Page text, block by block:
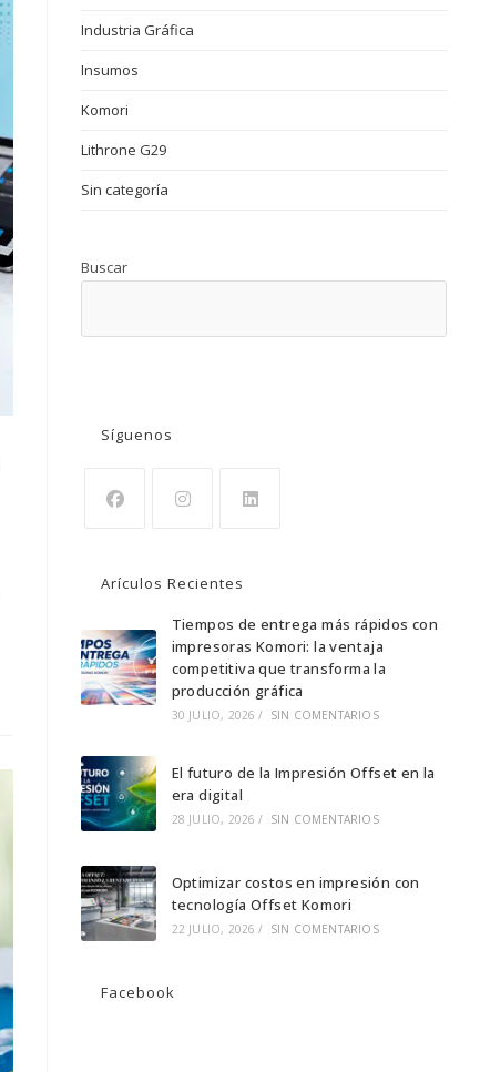
Industria Gráfica
Insumos
Komori
Lithrone G29
Sin categoría
Buscar
Síguenos
una
nueva
pestaña
una
nueva
pestaña
una
nueva
pestaña
Arículos Recientes
Tiempos de entrega más rápidos con
impresoras Komori: la ventaja
competitiva que transforma la
producción gráfica
30 JULIO, 2026 / SIN COMENTARIOS
El futuro de la Impresión Offset en la
era digital
28 JULIO, 2026 / SIN COMENTARIOS
Optimizar costos en impresión con
tecnología Offset Komori
22 JULIO, 2026 / SIN COMENTARIOS
Facebook